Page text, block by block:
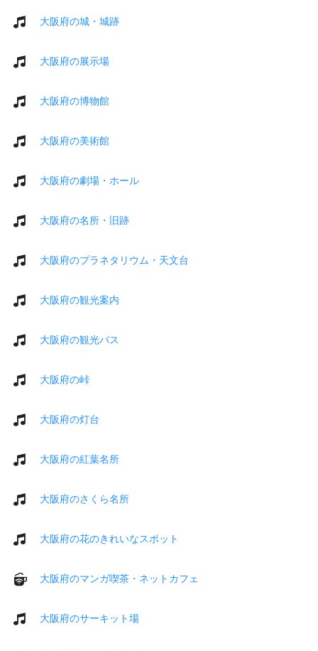
大阪府の城・城跡
大阪府の展示場
大阪府の博物館
大阪府の美術館
大阪府の劇場・ホール
大阪府の名所・旧跡
大阪府のプラネタリウム・天文台
大阪府の観光案内
大阪府の観光バス
大阪府の峠
大阪府の灯台
大阪府の紅葉名所
大阪府のさくら名所
大阪府の花のきれいなスポット
大阪府のマンガ喫茶・ネットカフェ
大阪府のサーキット場